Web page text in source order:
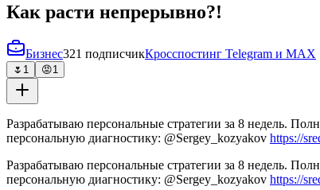
Как расти непрерывно?!
Бизнес321 подписчикКросспостинг Telegram и MAX
🌷 1 😡1
Разрабатываю персональные стратегии за 8 недель.
персональную диагностику: @Sergey_kozyakov https://
Разрабатываю персональные стратегии за 8 недель.
персональную диагностику: @Sergey_kozyakov https://